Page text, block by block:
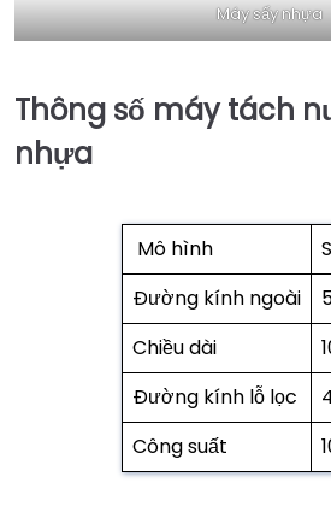
Máy sấy nhựa
Thông số máy tách
nhựa
Mô hình
Đường kính ngoài
Chiều dài
Đường kính lỗ lọc
Công suất